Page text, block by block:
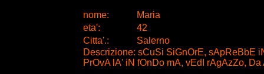
nome:
Maria
eta':
42
Citta'.:
Salerno
Descrizione: sCuSi SiGnOrE, sApReBbE
PrOvA lA' iN fOnDo mA, vEdI rAgAzZo,